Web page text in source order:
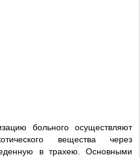
больного осуществляют
вещества через
в трахею. Основными